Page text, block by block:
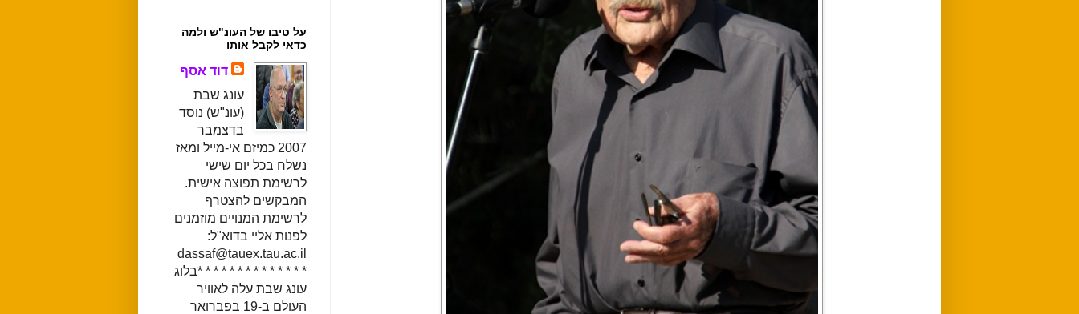
על טיבו של העונ"ש ולמה
כדאי לקבל אותו
דוד אסף
עונג שבת
(עונ"ש) נוסד
בדצמבר
2007 כמיזם אי-מייל ומאז
נשלח בכל יום שישי
לרשימת תפוצה אישית.
המבקשים להצטרף
לרשימת המנויים מוזמנים
לפנות אליי בדוא"ל:
dassaf@tauex.tau.ac.il
* * * * * * * * * * * * * *בלוג
עונג שבת עלה לאוויר
העולם ב-19 בפברואר